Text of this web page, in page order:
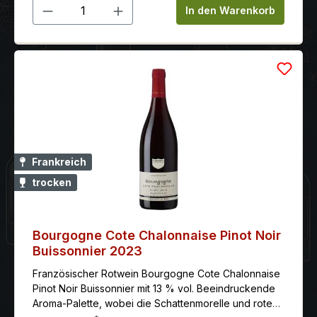
der diesen schwierigen Jahrgang dokumentieren
sollte und den sie, in Anspielung auf Vieux
Télégraphe, Télégramm nannten. Der Wein allerdings
man fast nicht umhin konnte, auch in den Folgejahren
einen Télégramme zu keltern, der nun zum neuen
Zweitwein des Vieux Télégraphe wurde
Produkt Anzahl: Gib denIn den Warenkorb
Frankreich
trocken
Bourgogne Cote Chalonnaise Pinot Noir
Buissonnier 2023
Französischer Rotwein Bourgogne Cote Chalonnaise
Pinot Noir Buissonnier mit 13 % vol. Beeindruckende
Aroma-Palette, wobei die Schattenmorelle und rote